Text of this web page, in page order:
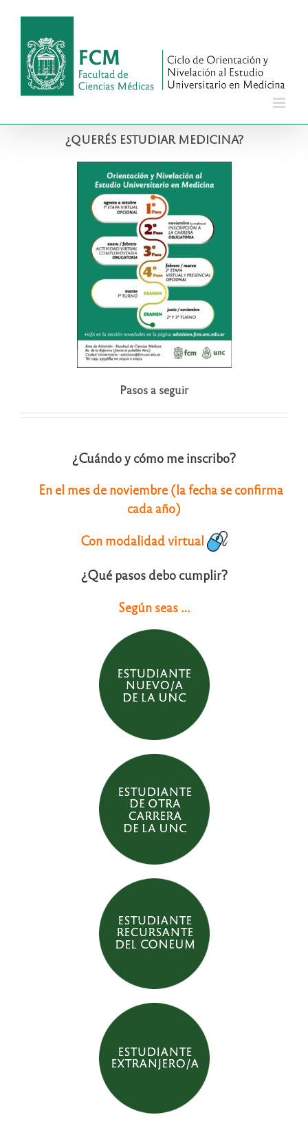
contenido
¿QUERÉS ESTUDIAR MEDICINA?
Pasos a seguir
¿Cuándo y cómo me inscribo?
En el mes de noviembre (la fecha se confirma
cada año)
Con modalidad virtual
¿Qué pasos debo cumplir?
Según seas …